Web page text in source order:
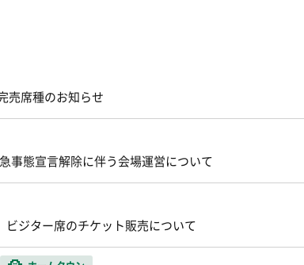
売席種のお知らせ
態宣言解除に伴う会場運営について
ジター席のチケット販売について